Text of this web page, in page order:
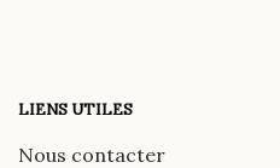
LIENS UTILES
Nous contacter